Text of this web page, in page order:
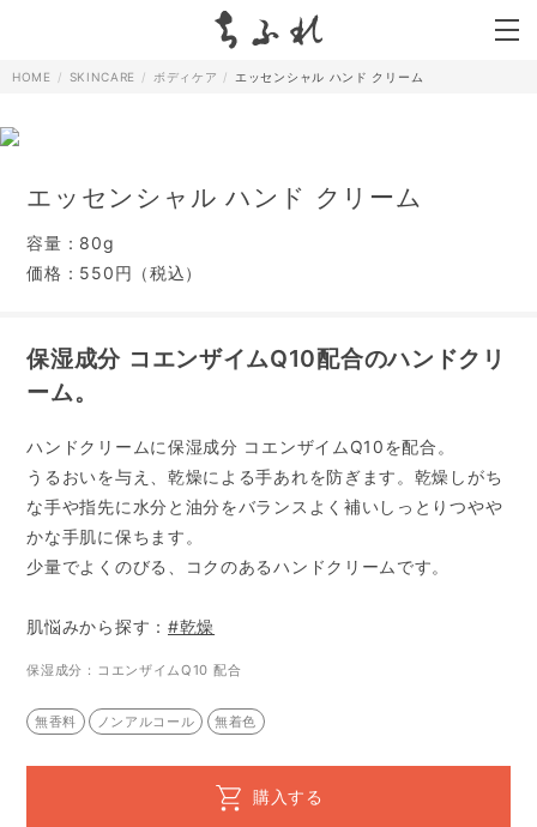
HOME SKINCARE ボディケア エッセンシャル ハンド クリーム
エッセンシャル ハンド クリーム
容量：80g
価格：550円（税込）
保湿成分 コエンザイムQ10配合のハンドクリ
ーム。
ハンドクリームに保湿成分 コエンザイムQ10を配合。
うるおいを与え、乾燥による手あれを防ぎます。乾燥しがち
な手や指先に水分と油分をバランスよく補いしっとりつやや
かな手肌に保ちます。
少量でよくのびる、コクのあるハンドクリームです。
肌悩みから探す： #乾燥
保湿成分：コエンザイムQ10 配合
無香料 ノンアルコール 無着色
購入する